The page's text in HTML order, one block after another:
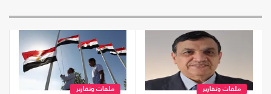
ملفات وتقارير ملفات وتقارير